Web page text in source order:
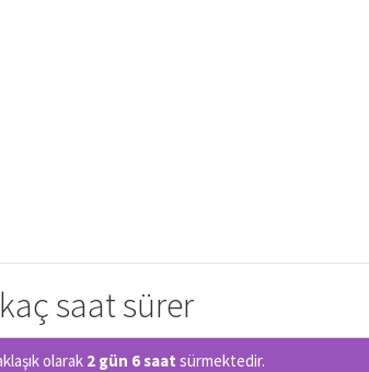
saat sürer
olarak 2 gün 6 saat sürmektedir.